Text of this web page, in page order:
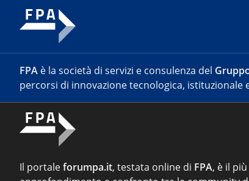
FPA è la società di servizi e consulenza del
percorsi di innovazione tecnologica, istituzionale
Il portaleforumpa.it, testata online di FPA, è il